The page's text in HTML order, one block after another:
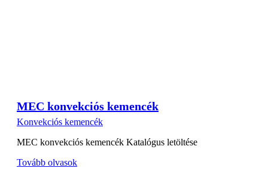
MEC konvekciós kemencék
Konvekciós kemencék
MEC konvekciós kemencék Katalógus letöltése
Tovább olvasok